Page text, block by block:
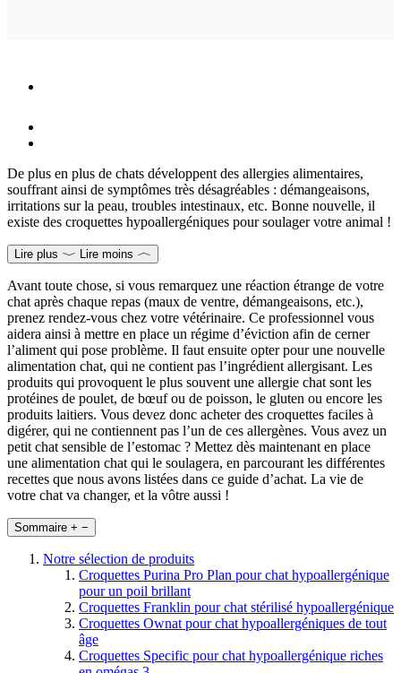
De plus en plus de chats développent des allergies alimentaires,
souffrant ainsi de symptômes très désagréables : démangeaisons,
irritations sur la peau, troubles intestinaux, etc. Bonne nouvelle, il
existe des croquettes hypoallergéniques pour soulager votre animal !
Lire plus Lire moins
Avant toute chose, si vous remarquez une réaction étrange de votre
chat après chaque repas (maux de ventre, démangeaisons, etc.),
prenez rendez-vous chez votre vétérinaire. Ce professionnel vous
aidera ainsi à mettre en place un régime d’éviction afin de cerner
l’aliment qui pose problème. Il faut ensuite opter pour une nouvelle
alimentation chat, qui ne contient pas l’ingrédient allergisant. Les
produits qui provoquent le plus souvent une allergie chat sont les
protéines de poulet, de bœuf ou de poisson, le gluten ou encore les
produits laitiers. Vous devez donc acheter des croquettes faciles à
digérer, qui ne contiennent pas l’un de ces allergènes. Vous avez un
petit chat sensible de l’estomac ? Mettez dès maintenant en place
une alimentation chat qui le soulagera, en parcourant les différentes
recettes que nous avons listées dans ce guide d’achat. La vie de
votre chat va changer, et la vôtre aussi !
Sommaire + −
Notre sélection de produits
Croquettes Purina Pro Plan pour chat hypoallergénique
pour un poil brillant
Croquettes Franklin pour chat stérilisé hypoallergénique
Croquettes Ownat pour chat hypoallergéniques de tout
âge
Croquettes Specific pour chat hypoallergénique riches